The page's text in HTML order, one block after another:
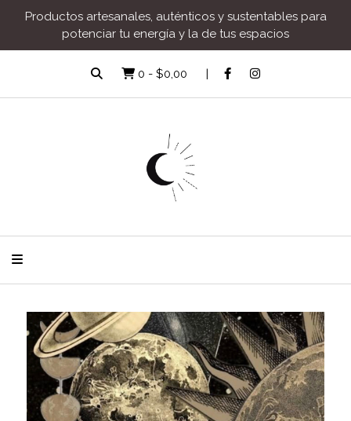
Productos artesanales, auténticos y sustentables para
potenciar tu energía y la de tus espacios
0 - $0,00